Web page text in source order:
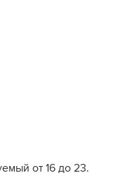
от 16 до 23.